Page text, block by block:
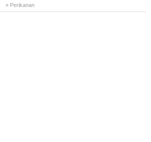
» Perikanan